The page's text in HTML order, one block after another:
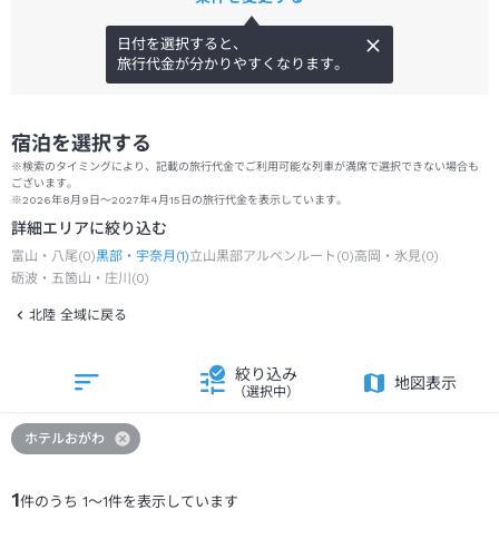
日付を選択すると、
旅行代金が分かりやすくなります。
宿泊を選択する
※検索のタイミングにより、記載の旅行代金でご利用可能な列車が満席で選択できない場合も
ございます。
※2026年8月9日～2027年4月15日の旅行代金を表示しています。
詳細エリアに絞り込む
富山・八尾(0)黒部・宇奈月 (1)立山黒部アルペンルート (0)高岡・氷見 (0)
砺波・五箇山・庄川(0)
北陸 全域に戻る
1件のうち 1～1件を表示しています
絞り込み
（選択中）
地図表示
ホテルおがわ